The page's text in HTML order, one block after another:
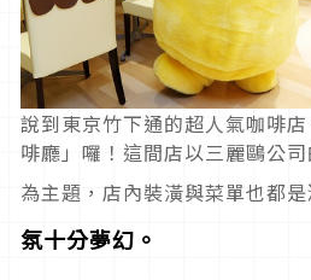
說到東京竹下通的超人氣咖啡
啡廳」囉！這間店以三麗鷗公司
為主題，店內裝潢與菜單也都
氛十分夢幻。